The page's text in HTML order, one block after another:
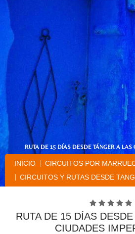
RUTA DE 15 DÍAS DESDE TÁNGER A
INICIO
CIRCUITOS POR
CIRCUITOS Y RUTAS DESDE
RUTA DE 15 DÍAS
CIUDADES